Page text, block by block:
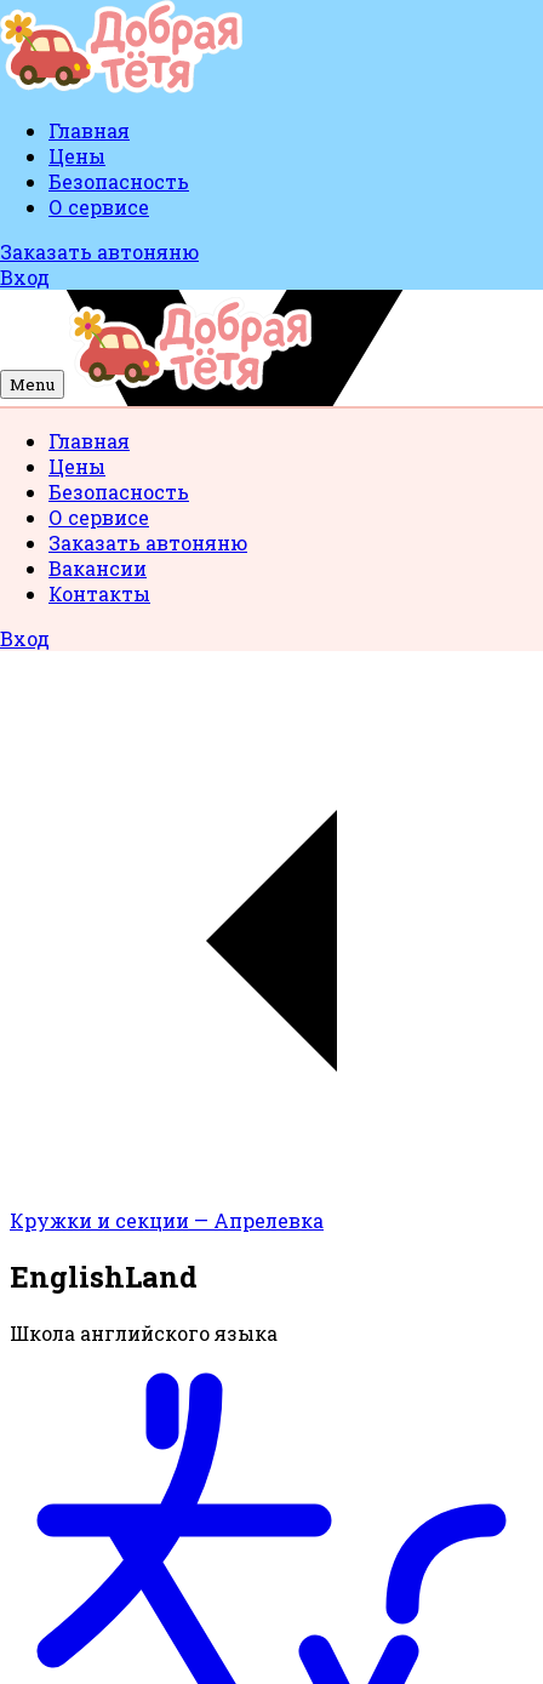
Главная
Цены
Безопасность
О сервисе
Заказать автоняню
Вход
Menu
Главная
Цены
Безопасность
О сервисе
Заказать автоняню
Вакансии
Контакты
Вход
Кружки и секции — Апрелевка
EnglishLand
Школа английского языка